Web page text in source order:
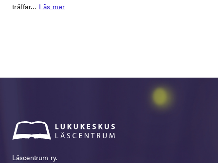
träffar… Läs mer
Läscentrum ry.